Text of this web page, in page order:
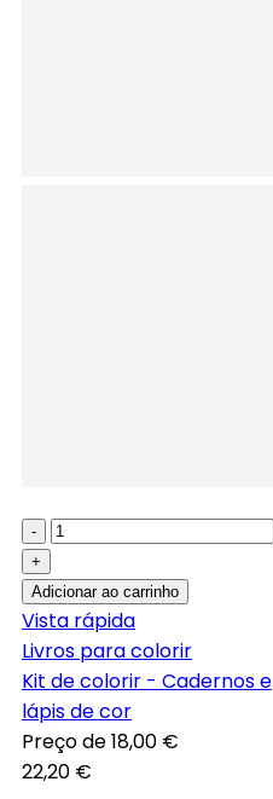
-
+
Adicionar ao carrinho
Vista rápida
Livros para colorir
Kit de colorir - Cadernos e
lápis de cor
Preço de18,00 €
22,20 €